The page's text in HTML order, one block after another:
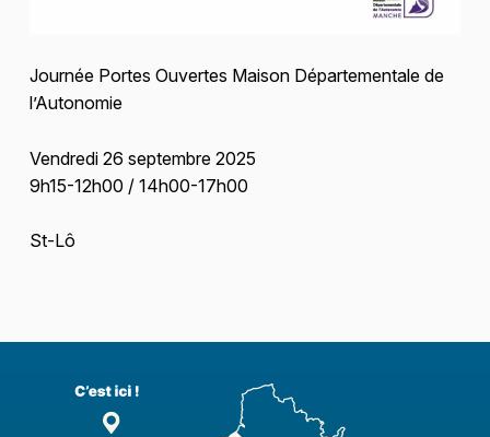
Journée Portes Ouvertes Maison Départementale de
l’Autonomie
Vendredi 26 septembre 2025
9h15-12h00 / 14h00-17h00
St-Lô